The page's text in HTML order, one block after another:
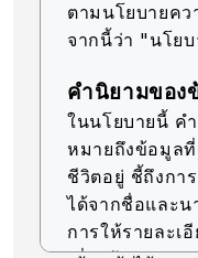
ตามนโยบายคว
จากนี้ว่า "นโย
คำนิยามของ
ในนโยบายนี้ ค
หมายถึงข้อมูลที่
ชีวิตอยู่ ชี้ถึงกา
ได้จากชื่อและน
การให้รายละเ